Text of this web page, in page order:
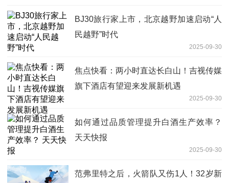
BJ30旅行家上市，北京越野加速启动“人
民越野”时代
2025-09-30
焦点快看：两小时直达长白山！吉视传媒
旗下酒店有望迎来发展新机遇
2025-09-30
如何通过品质管理提升白酒生产效率？
天天快报
2025-09-30
范弗里特之后，火箭队又伤1人！32岁新